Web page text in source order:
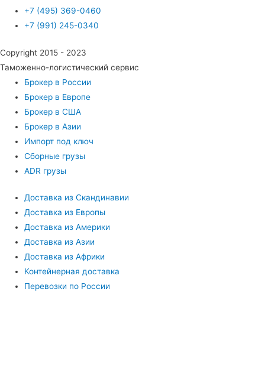
+7 (495) 369-0460
+7 (991) 245-0340
Copyright 2015 - 2023
Таможенно-логистический сервис
Брокер в России
Брокер в Европе
Брокер в США
Брокер в Азии
Импорт под ключ
Сборные грузы
ADR грузы
Доставка из Скандинавии
Доставка из Европы
Доставка из Америки
Доставка из Азии
Доставка из Африки
Контейнерная доставка
Перевозки по России